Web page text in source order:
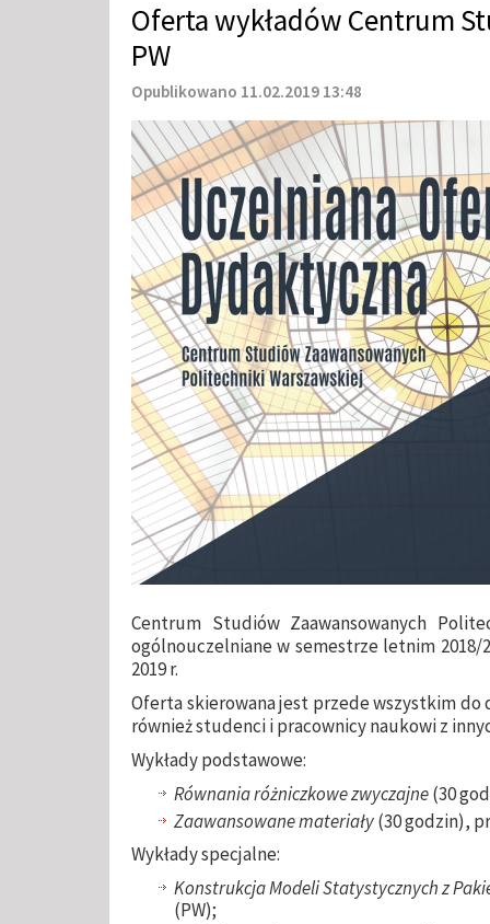
Oferta wykładów Centrum
PW
Opublikowano 11.02.2019 13:48
Centrum Studiów Zaawansowanych
ogólnouczelniane w semestrze letnim
2019 r.
Oferta skierowana jest przede wszystkim
również studenci i pracownicy naukowi z
Wykłady podstawowe:
Równania różniczkowe zwyczajne(30
Zaawansowane materiały(30 godzin),
Wykłady specjalne:
Konstrukcja Modeli Statystycznych z
(PW);